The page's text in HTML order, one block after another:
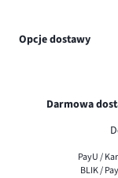
Opcje dostawy
Darmowa
PayU /
BLIK /